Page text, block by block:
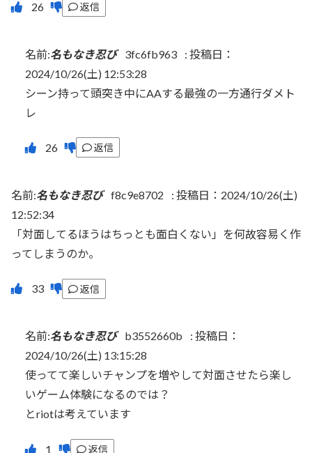
返信
名前:名もなき忍び 3fc6fb963 : 投稿日：
2024/10/26(土) 12:53:28
シーン持って頭突き中にAAする最強の一方通行ダメト
レ
返信
名前:名もなき忍び f8c9e8702 : 投稿日：2024/10/26(土)
12:52:34
「対面してるほうはちっとも面白くない」を何故容易く作
ってしまうのか。
返信
名前:名もなき忍び b3552660b : 投稿日：
2024/10/26(土) 13:15:28
使ってて楽しいチャンプを増やして対面させたら楽し
いゲーム体験になるのでは？
とriotは考えています
返信